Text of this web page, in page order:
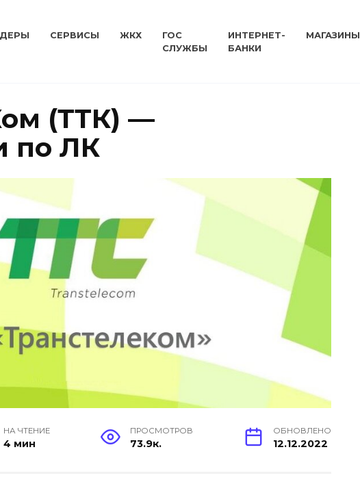
СЕРВИСЫ ЖКХ
ГОС
СЛУЖБЫ
ИНТЕРНЕТ-
БАНКИ
МАГАЗИНЫ
(ТТК) —
по ЛК
НА ЧТЕНИЕ
4 мин
ПРОСМОТРОВ
73.9к.
ОБНОВЛЕНО
12.12.2022